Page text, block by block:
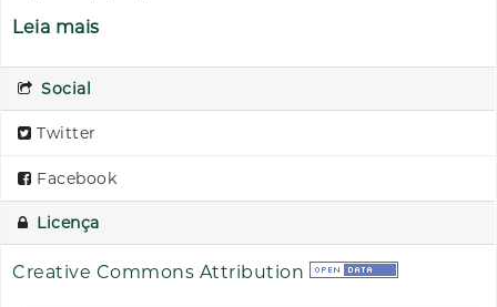
Leia mais
Social
Twitter
Facebook
Licença
Creative Commons Attribution